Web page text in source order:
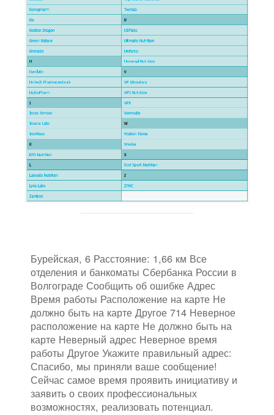
Бурейская, 6 Расстояние: 1,66 км Все
отделения и банкоматы Сбербанка России в
Волгограде Сообщить об ошибке Адрес
Время работы Расположение на карте Не
должно быть на карте Другое 714 Неверное
расположение на карте Не должно быть на
карте Неверный адрес Неверное время
работы Другое Укажите правильный адрес:
Спасибо, мы приняли ваше сообщение!
Сейчас самое время проявить инициативу и
заявить о своих профессиональных
возможностях, реализовать потенциал.